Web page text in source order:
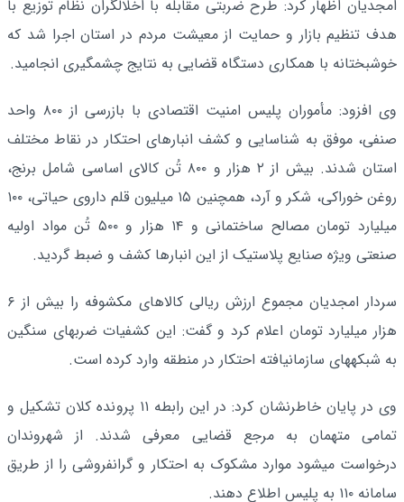
امجدیان اظهار کرد: طرح ضربتی مقابله با اخلالگران نظام توزیع با
هدف تنظیم بازار و حمایت از معیشت مردم در استان اجرا شد که
خوشبختانه با همکاری دستگاه قضایی به نتایج چشمگیری انجامید.
وی افزود: مأموران پلیس امنیت اقتصادی با بازرسی از ۸۰۰ واحد
صنفی، موفق به شناسایی و کشف انبارهای احتکار در نقاط مختلف
استان شدند. بیش از ۲ هزار و ۸۰۰ تُن کالای اساسی شامل برنج،
روغن خوراکی، شکر و آرد، همچنین ۱۵ میلیون قلم داروی حیاتی، ۱۰۰
میلیارد تومان مصالح ساختمانی و ۱۴ هزار و ۵۰۰ تُن مواد اولیه
صنعتی ویژه صنایع پلاستیک از این انبارها کشف و ضبط گردید.
سردار امجدیان مجموع ارزش ریالی کالاهای مکشوفه را بیش از ۶
هزار میلیارد تومان اعلام کرد و گفت: این کشفیات ضربهای سنگین
به شبکههای سازمانیافته احتکار در منطقه وارد کرده است.
وی در پایان خاطرنشان کرد: در این رابطه ۱۱ پرونده کلان تشکیل و
تمامی متهمان به مرجع قضایی معرفی شدند. از شهروندان
درخواست میشود موارد مشکوک به احتکار و گرانفروشی را از طریق
سامانه ۱۱۰ به پلیس اطلاع دهند.